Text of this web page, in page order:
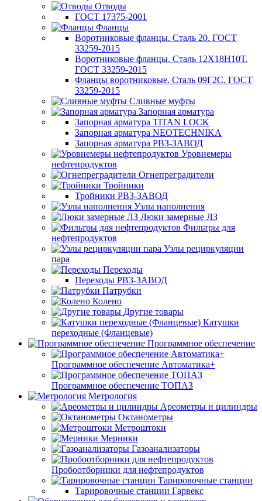
Отводы
ГОСТ 17375-2001
Фланцы
Воротниковые фланцы. Сталь 20. ГОСТ
33259-2015
Воротниковые фланцы. Сталь 12Х18Н10Т.
ГОСТ 33259-2015
Фланцы воротниковые. Сталь 09Г2С. ГОСТ
33259-2015
Сливные муфты
Запорная арматура
Запорная арматура TITAN LOCK
Запорная арматура NEOTECHNIKA
Запорная арматура РВЗ-ЗАВОД
Уровнемеры
нефтепродуктов
Огнепреградители
Тройники
Тройники РВЗ-ЗАВОД
Узлы наполнения
Люки замерные ЛЗ
Фильтры для
нефтепродуктов
Узлы рециркуляции
пара
Переходы
Переходы РВЗ-ЗАВОД
Патрубки
Колено
Другие товары
Катушки
переходные (Фланцевые)
Программное обеспечение
Программное обеспечение Автоматика+
Программное обеспечение ТОПАЗ
Метрология
Ареометры и цилиндры
Октанометры
Метроштоки
Мерники
Газоанализаторы
Пробоотборники для нефтепродуктов
Тарировочные станции
Тарировочные станции Гарвекс